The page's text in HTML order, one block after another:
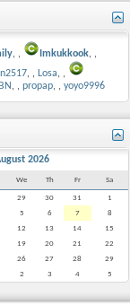
, Imkukkook,
, Losa,
, propap, yoyo9996
2026
We Th Fr Sa
29 30 31
1
5 6 7
8
12 13 14
15
19 20 21
22
26 27 28
29
2 3 4 5